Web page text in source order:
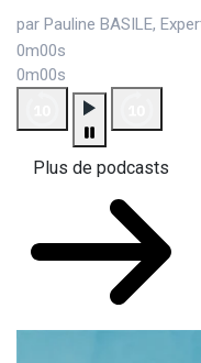
par Pauline BASILE,
0m00s
0m00s
Plus de podcasts